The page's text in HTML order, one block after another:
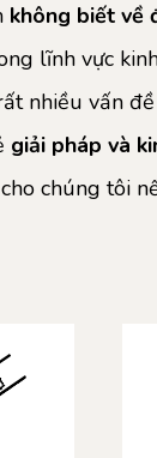
không biết về
lĩnh vực
nhiều vấn
giải pháp và
chúng tôi